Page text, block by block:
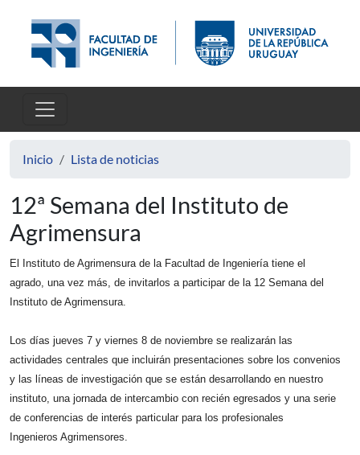
Inicio Lista de noticias
12ª Semana del Instituto de
Agrimensura
El Instituto de Agrimensura de la Facultad de Ingeniería tiene el
agrado, una vez más, de invitarlos a participar de la 12 Semana del
Instituto de Agrimensura.
Los días jueves 7 y viernes 8 de noviembre se realizarán las
actividades centrales que incluirán presentaciones sobre los convenios
y las líneas de investigación que se están desarrollando en nuestro
instituto, una jornada de intercambio con recién egresados y una serie
de conferencias de interés particular para los profesionales
Ingenieros Agrimensores.